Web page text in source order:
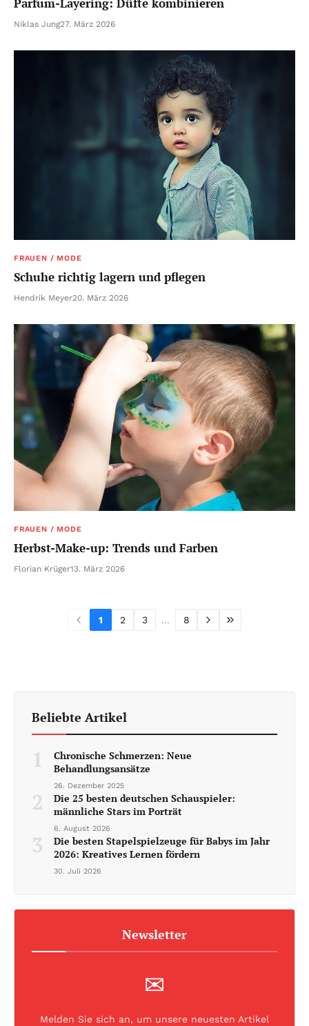
Parfum-Layering: Düfte kombinieren
Niklas Jung27. März 2026
FRAUEN / MODE
Schuhe richtig lagern und pflegen
Hendrik Meyer20. März 2026
FRAUEN / MODE
Herbst-Make-up: Trends und Farben
Florian Krüger13. März 2026
1 2 3 ... 8
Beliebte Artikel
1
Chronische Schmerzen: Neue
Behandlungsansätze
26. Dezember 2025
2
Die 25 besten deutschen Schauspieler:
männliche Stars im Porträt
6. August 2026
3
Die besten Stapelspielzeuge für Babys im Jahr
2026: Kreatives Lernen fördern
30. Juli 2026
Newsletter
✉
Melden Sie sich an, um unsere neuesten Artikel